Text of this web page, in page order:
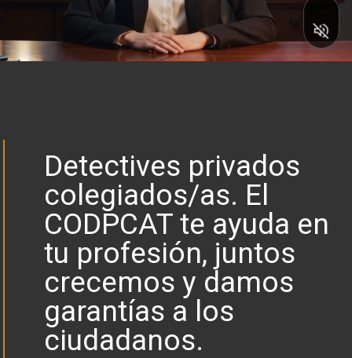
Detectives privados
colegiados/as. El
CODPCAT te ayuda en
tu profesión, juntos
crecemos y damos
garantías a los
ciudadanos.